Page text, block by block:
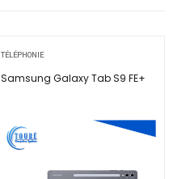
TÉLÉPHONIE
Samsung Galaxy Tab S9 FE+